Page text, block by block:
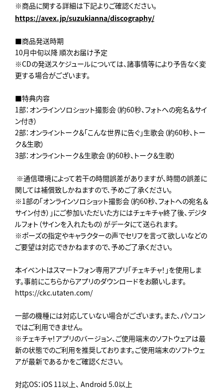
※商品に関する詳細は下記よりご確認ください。
https://avex.jp/suzukianna/discography/
■商品発送時期
10月中旬以降 順次お届け予定
※CDの発送スケジュールについては、諸事情等により予告なく変
更する場合がございます。
■特典内容
1部：オンラインソロショット撮影会（約60秒、フォトへの宛名＆サイ
ン付き）
2部：オンライントーク＆「こんな世界に告ぐ」生歌会（約60秒、トー
ク＆生歌）
3部：オンライントーク＆生歌会（約60秒、トーク＆生歌）
※通信環境によって若干の時間誤差がありますが、時間の誤差に
関しては補償致しかねますので、予めご了承ください。
※1部の「オンラインソロショット撮影会（約60秒、フォトへの宛名＆
サイン付き）」にご参加いただいた方にはチェキチャ終了後、デジタ
ルフォト（サインを入れたもの）がデータにて送られます。
※ポーズの指定やキャラクターの声でセリフを言って欲しいなどの
ご要望は対応できかねますので、予めご了承ください。
本イベントはスマートフォン専用アプリ「チェキチャ！」を使用しま
す。事前にこちらからアプリのダウンロードをお願いします。
https://ckc.utaten.com/
一部の機種には対応していない場合がございます。また、パソコン
ではご利用できません。
※チェキチャ！アプリのバージョン、ご使用端末のソフトウェアは最
新の状態でのご利用を推奨しております。ご使用端末のソフトウェ
アが最新であるかをご確認ください。
対応OS：iOS 11以上、 Android 5.0以上